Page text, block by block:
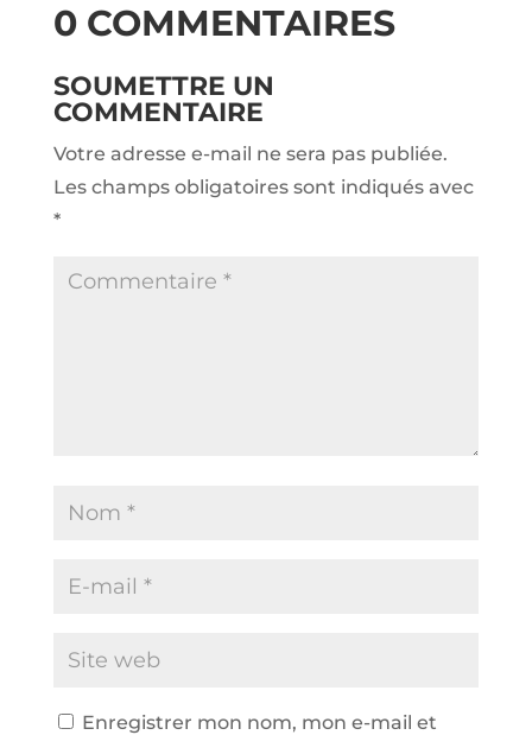
0 COMMENTAIRES
SOUMETTRE UN
COMMENTAIRE
Votre adresse e-mail ne sera pas publiée.
Les champs obligatoires sont indiqués avec
*
Enregistrer mon nom, mon e-mail et